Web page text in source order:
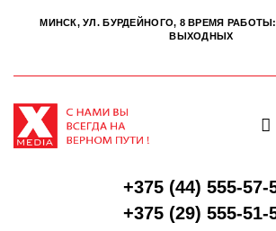
МИНСК, УЛ. БУРДЕЙНОГО, 8 ВРЕМЯ РАБОТЫ:
ВЫХОДНЫХ
+375 (44) 555-57-
+375 (29) 555-51-